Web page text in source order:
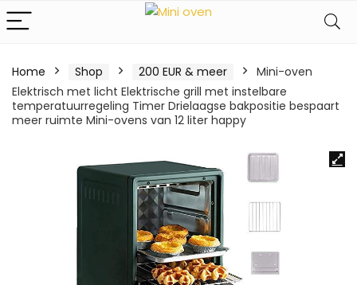
Home Shop 200 EUR & meer
Mini-oven
Elektrisch met licht Elektrische grill met instelbare
temperatuurregeling Timer Drielaagse bakpositie bespaart
meer ruimte Mini-ovens van 12 liter happy